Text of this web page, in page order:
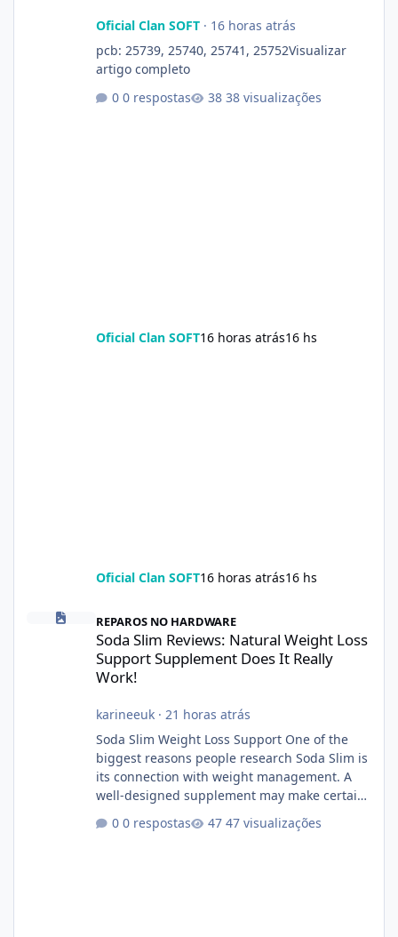
Oficial Clan SOFT· 16 horas atrás
pcb: 25739, 25740, 25741, 25752Visualizar
artigo completo
0 respostas
38 visualizações
Oficial Clan SOFT16 horas atrás16 hs
Oficial Clan SOFT16 horas atrás16 hs
Soda Slim Reviews: Natural Weight Loss Support Supplement
REPAROS NO HARDWARE
Soda Slim Reviews: Natural Weight Loss
Support Supplement Does It Really
Work!
karineeuk· 21 horas atrás
Soda Slim Weight Loss Support One of the
biggest reasons people research Soda Slim is
its connection with weight management. A
well-designed supplement may make certain
aspects of a healthy routine easier to
maintain, depending on its ingredients and
0 respostas 47 visualizações